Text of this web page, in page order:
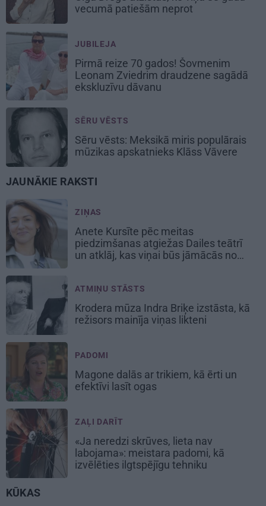
vecumā patiešām neprot
JUBILEJA
Pirmā reize 70 gados! Šovmenim
Leonam Zviedrim draudzene sagādā
ekskluzīvu dāvanu
SĒRU VĒSTS
Sēru vēsts: Meksikā miris populārais
mūzikas apskatnieks Klāss Vāvere
JAUNĀKIE RAKSTI
ZIŅAS
Anete Kursīte pēc meitas
piedzimšanas atgiežas Dailes teātrī
un atklāj, kas viņai būs jāmācās no
ATMIŅU STĀSTS
Krodera mūza Indra Briķe izstāsta, kā
režisors mainīja viņas likteni
PADOMI
Magone dalās ar trikiem, kā ērti un
efektīvi lasīt ogas
ZAĻI DARĪT
«Ja neredzi skrūves, lieta nav
labojama»: meistara padomi, kā
izvēlēties ilgtspējīgu tehniku
KŪKAS